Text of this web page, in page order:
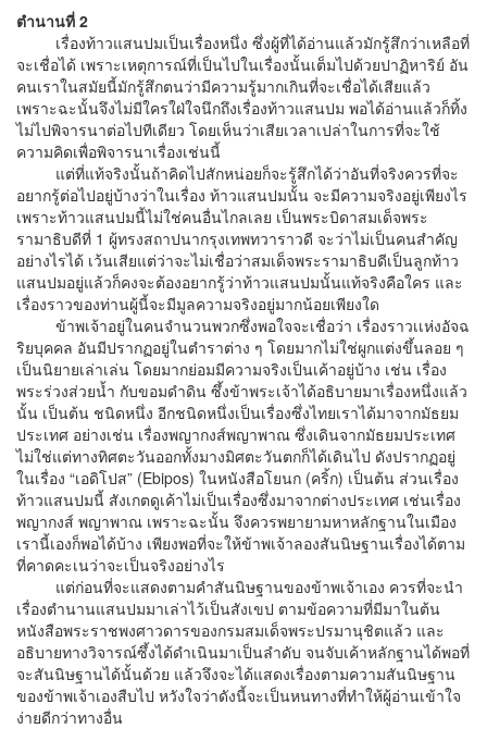
ตำนานที่ 2
เรื่องท้าวแสนปมเป็นเรื่องหนึ่ง ซึ่งผู้ที่ได้อ่านแล้วมักรู้สึกว่าเหลือที่
จะเชื่อได้ เพราะเหตุการณ์ที่เป็นไปในเรื่องนั้นเต็มไปด้วยปาฏิหาริย์ อัน
คนเราในสมัยนี้มักรู้สึกตนว่ามีความรู้มากเกินที่จะเชื่อได้เสียแล้ว
เพราะฉะนั้นจึงไม่มีใครใฝ่ใจนึกถึงเรื่องท้าวแสนปม พอได้อ่านแล้วก็ทิ้ง
ไม่ไปพิจารนาต่อไปทีเดียว โดยเห็นว่าเสียเวลาเปล่าในการที่จะใช้
ความคิดเพื่อพิจารนาเรื่องเช่นนี้
แต่ที่แท้จริงนั้นถ้าคิดไปสักหน่อยก็จะรู้สึกได้ว่าอันที่จริงควรที่จะ
อยากรู้ต่อไปอยู่บ้างว่าในเรื่อง ท้าวแสนปมนั้น จะมีความจริงอยู่เพียงไร
เพราะท้าวแสนปมนี้ไม่ใช่คนอื่นไกลเลย เป็นพระบิดาสมเด็จพระ
รามาธิบดีที่ 1 ผู้ทรงสถาปนากรุงเทพทวาราวดี จะว่าไม่เป็นคนสำคัญ
อย่างไรได้ เว้นเสียแต่ว่าจะไม่เชื่อว่าสมเด็จพระรามาธิบดีเป็นลูกท้าว
แสนปมอยู่แล้วก็คงจะต้องอยากรู้ว่าท้าวแสนปมนั้นแท้จริงคือใคร และ
เรื่องราวของท่านผู้นี้จะมีมูลความจริงอยู่มากน้อยเพียงใด
ข้าพเจ้าอยู่ในคนจำนวนพวกซึ่งพอใจจะเชื่อว่า เรื่องราวเเห่งอัจฉ
ริยบุคคล อันมีปรากฏอยู่ในตำราต่าง ๆ โดยมากไม่ใช่ผูกแต่งขึ้นลอย ๆ
เป็นนิยายเล่าเล่น โดยมากย่อมมีความจริงเป็นเค้าอยู่บ้าง เช่น เรื่อง
พระร่วงส่วยน้ำ กับขอมดำดิน ซึ้งข้าพระเจ้าได้อธิบายมาเรื่องหนึ่งแล้ว
นั้น เป็นต้น ชนิดหนึ่ง อีกชนิดหนึ่งเป็นเรื่องซึ่งไทยเราได้มาจากมัธยม
ประเทศ อย่างเช่น เรื่องพญากงส์พญาพาณ ซึ่งเดินจากมัธยมประเทศ
ไม่ใช่แต่ทางทิศตะวันออกทั้งมางมิศตะวันตกก็ได้เดินไป ดังปรากฏอยู่
ในเรื่อง “เอดิโปส” (Ebipos) ในหนังสือโยนก (คริ้ก) เป็นต้น ส่วนเรื่อง
ท้าวแสนปมนี้ สังเกตดูเค้าไม่เป็นเรื่องซึ่งมาจากต่างประเทศ เช่นเรื่อง
พญากงส์ พญาพาณ เพราะฉะนั้น จึงควรพยายามหาหลักฐานในเมือง
เรานี้เองก็พอได้บ้าง เพียงพอที่จะให้ข้าพเจ้าลองสันนิษฐานเรื่องได้ตาม
ที่คาดคะเนว่าจะเป็นจริงอย่างไร
แต่ก่อนที่จะแสดงตามคำสันนิษฐานของข้าพเจ้าเอง ควรที่จะนำ
เรื่องตำนานแสนปมมาเล่าไว้เป็นสังเขป ตามข้อความที่มีมาในต้น
หนังสือพระราชพงศาวดารของกรมสมเด็จพระปรมานุชิตแล้ว และ
อธิบายทางวิจารณ์ซึ้งได้ดำเนินมาเป็นลำดับ จนจับเค้าหลักฐานได้พอที่
จะสันนิษฐานได้นั้นด้วย แล้วจึงจะได้แสดงเรื่องตามความสันนิษฐาน
ของข้าพเจ้าเองสืบไป หวังใจว่าดังนี้จะเป็นหนทางที่ทำให้ผู้อ่านเข้าใจ
ง่ายดีกว่าทางอื่น